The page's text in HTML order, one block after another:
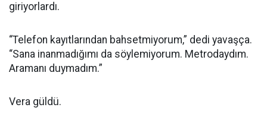
giriyorlardı.
“Telefon kayıtlarından bahsetmiyorum,” dedi yavaşça.
“Sana inanmadığımı da söylemiyorum. Metrodaydım.
Aramanı duymadım.”
Vera güldü.